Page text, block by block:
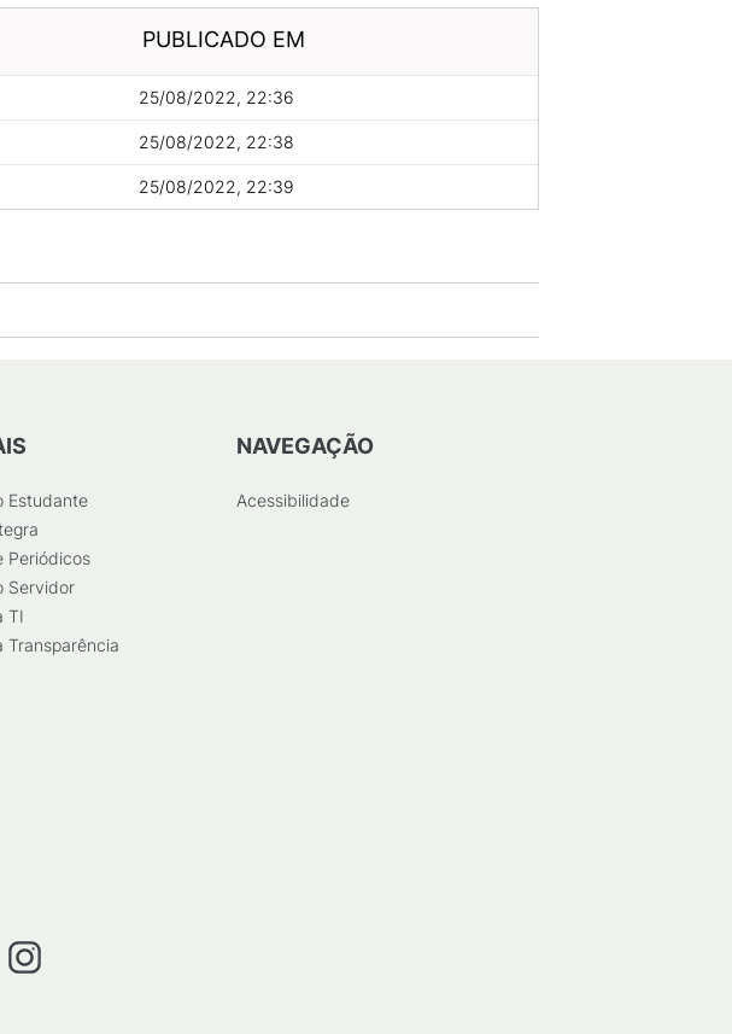
PUBLICADO EM
25/08/2022, 22:36
25/08/2022, 22:38
25/08/2022, 22:39
Estudante
Periódicos
Servidor
TI
Transparência
NAVEGAÇÃO
Acessibilidade